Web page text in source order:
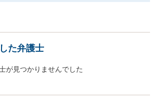
た弁護士
が見つかりませんでした